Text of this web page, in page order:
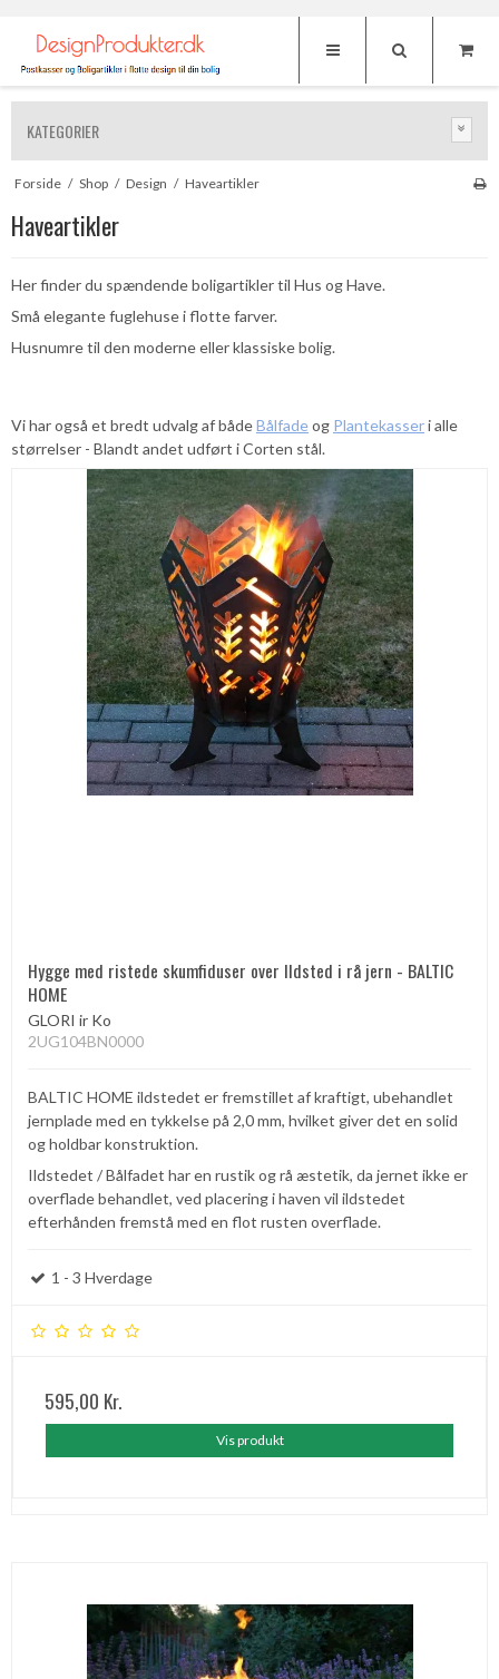
KATEGORIER
Forside / Shop / Design / Haveartikler
Haveartikler
Her finder du spændende boligartikler til Hus og Have.
Små elegante fuglehuse i flotte farver.
Husnumre til den moderne eller klassiske bolig.
Vi har også et bredt udvalg af bådeBålfadeog Plantekasseri alle
størrelser - Blandt andet udført i Corten stål.
Hygge med ristede skumfiduser over Ildsted i rå jern - BALTIC
HOME
GLORI ir Ko
2UG104BN0000
BALTIC HOME ildstedet er fremstillet af kraftigt, ubehandlet
jernplade med en tykkelse på 2,0 mm, hvilket giver det en solid
og holdbar konstruktion.
Ildstedet / Bålfadet har en rustik og rå æstetik, da jernet ikke er
overflade behandlet, ved placering i haven vil ildstedet
efterhånden fremstå med en flot rusten overflade.
1 - 3 Hverdage
595,00 Kr.
Vis produkt